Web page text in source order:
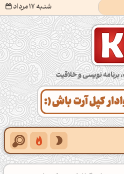
شنبه 17 مرداد
کپل‌آرت؛ گرافیک، برنامه‌نویسی و خلاقیت